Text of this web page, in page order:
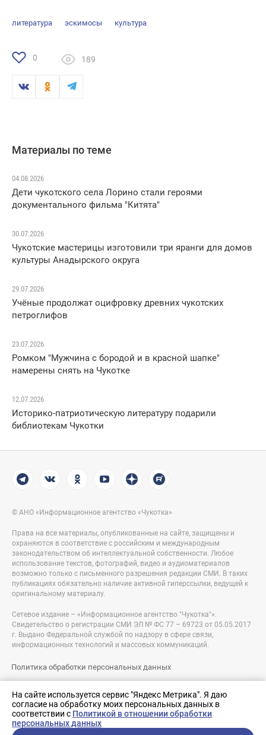
На сайте используется сервис "Яндекс Метрика". Я даю
согласие на обработку моих персональных данных в
соответствии с Политикой в отношении обработки
персональных данных
литература эскимосы культура
0 189
Материалы по теме
04.08.2026
Дети чукотского села Лорино стали героями
документального фильма "Китята"
30.07.2026
Чукотские мастерицы изготовили три яранги для домов
культуры Анадырского округа
29.07.2026
Учёные продолжат оцифровку древних чукотских
петроглифов
23.07.2026
Ромком "Мужчина с бородой и в красной шапке"
намерены снять на Чукотке
12.07.2026
Историко-патриотическую литературу подарили
библиотекам Чукотки
© АНО «Информационное агентство «Чукотка»
Права на все материалы, опубликованные на сайте, защищены и
охраняются в соответствие с российским и международным
законодательством об интеллектуальной собственности. Любое
использование текстов, фотографий, видео и аудиоматериалов
возможно только с письменного разрешения редакции СМИ. В таких
публикациях обязательно наличие активной гиперссылки, ведущей к
оригинальному материалу.
Сетевое издание – «Информационное агентство "Чукотка"».
Свидетельство о регистрации СМИ ЭЛ № ФС 77 – 69723 от 05.05.2017
г. Выдано Федеральной службой по надзору в сфере связи,
информационных технологий и массовых коммуникаций.
Политика обработки персональных данных
Разработка сайта:
nologostudio.ru